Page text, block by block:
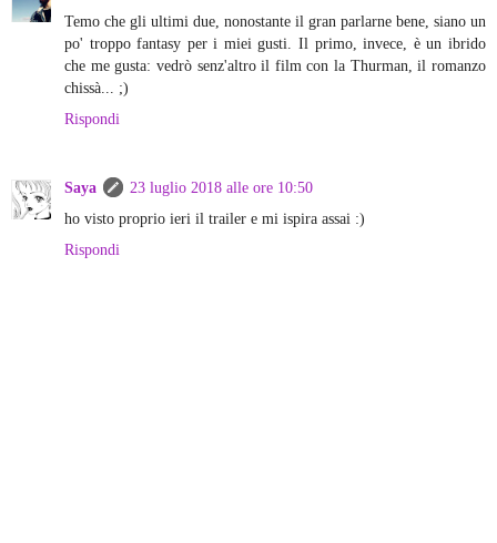
Temo che gli ultimi due, nonostante il gran parlarne bene, siano un
po' troppo fantasy per i miei gusti. Il primo, invece, è un ibrido
che me gusta: vedrò senz'altro il film con la Thurman, il romanzo
chissà... ;)
Rispondi
Saya
23 luglio 2018 alle ore 10:50
ho visto proprio ieri il trailer e mi ispira assai :)
Rispondi